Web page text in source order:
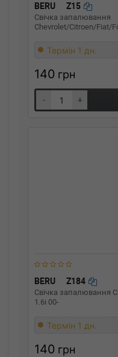
BERU Z15
Свічка запалювання
Chevrolet/Citroen/Fiat/
Термін 1 дн.
140 грн
- +
BERU Z184
Свічка запалювання
1.6i 00-
Термін 1 дн.
140 грн